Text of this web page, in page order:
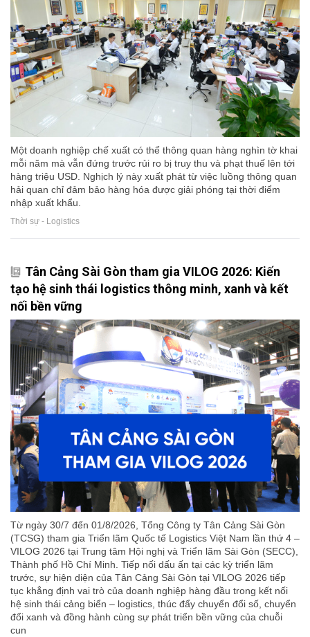
Một doanh nghiệp chế xuất có thể thông quan hàng nghìn tờ khai
mỗi năm mà vẫn đứng trước rủi ro bị truy thu và phạt thuế lên tới
hàng triệu USD. Nghịch lý này xuất phát từ việc luồng thông quan
hải quan chỉ đảm bảo hàng hóa được giải phóng tại thời điểm
nhập xuất khẩu.
Thời sự - Logistics
Tân Cảng Sài Gòn tham gia VILOG 2026: Kiến
tạo hệ sinh thái logistics thông minh, xanh và kết
nối bền vững
Từ ngày 30/7 đến 01/8/2026, Tổng Công ty Tân Cảng Sài Gòn
(TCSG) tham gia Triển lãm Quốc tế Logistics Việt Nam lần thứ 4 –
VILOG 2026 tại Trung tâm Hội nghị và Triển lãm Sài Gòn (SECC),
Thành phố Hồ Chí Minh. Tiếp nối dấu ấn tại các kỳ triển lãm
trước, sự hiện diện của Tân Cảng Sài Gòn tại VILOG 2026 tiếp
tục khẳng định vai trò của doanh nghiệp hàng đầu trong kết nối
hệ sinh thái cảng biển – logistics, thúc đẩy chuyển đổi số, chuyển
đổi xanh và đồng hành cùng sự phát triển bền vững của chuỗi
cun